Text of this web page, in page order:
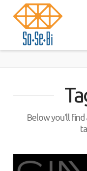
Below you'll find